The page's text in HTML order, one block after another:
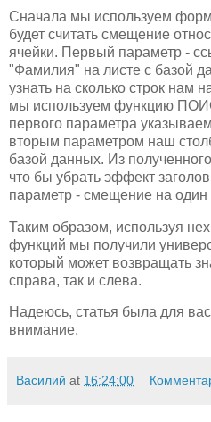
Сначала мы используем
будет считать смещение
ячейки. Первый параметр -
"Фамилия" на листе с базой
узнать на сколько строк нам
мы используем функцию
первого параметра
вторым параметром наш
базой данных. Из
что бы убрать эффект
параметр - смещение на один
Таким образом, используя
функций мы получили
который может возвращать
справа, так и слева.
Надеюсь, статья была для
внимание.
Василий at 16:24:00